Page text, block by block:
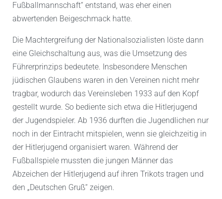
Fußballmannschaft“ entstand, was eher einen
abwertenden Beigeschmack hatte.
Die Machtergreifung der Nationalsozialisten löste dann
eine Gleichschaltung aus, was die Umsetzung des
Führerprinzips bedeutete. Insbesondere Menschen
jüdischen Glaubens waren in den Vereinen nicht mehr
tragbar, wodurch das Vereinsleben 1933 auf den Kopf
gestellt wurde. So bediente sich etwa die Hitlerjugend
der Jugendspieler. Ab 1936 durften die Jugendlichen nur
noch in der Eintracht mitspielen, wenn sie gleichzeitig in
der Hitlerjugend organisiert waren. Während der
Fußballspiele mussten die jungen Männer das
Abzeichen der Hitlerjugend auf ihren Trikots tragen und
den „Deutschen Gruß“ zeigen.